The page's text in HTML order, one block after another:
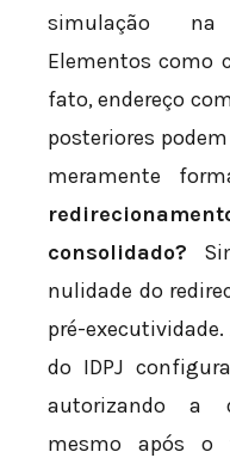
simulação na
Elementos como
fato, endereço
posteriores
meramente
consolidado?
nulidade do
pré-
do IDPJ
autorizando a
mesmo após o